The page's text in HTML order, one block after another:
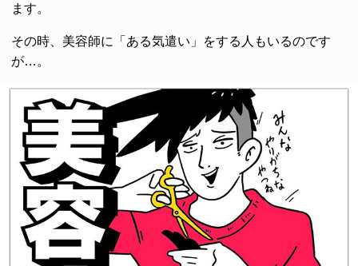
ます。
その時、美容師に「ある気遣い」をする人もいるのです
が…。